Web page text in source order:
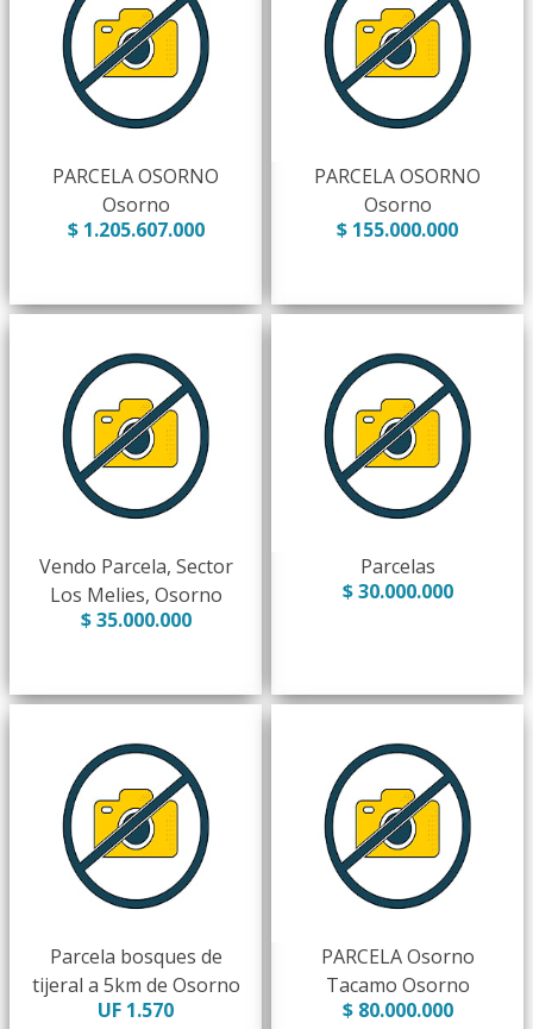
PARCELA OSORNO
Osorno
$ 1.205.607.000
PARCELA OSORNO
Osorno
$ 155.000.000
Vendo Parcela, Sector
Los Melies, Osorno
$ 35.000.000
Parcelas
$ 30.000.000
Parcela bosques de
tijeral a 5km de Osorno
UF 1.570
PARCELA Osorno
Tacamo Osorno
$ 80.000.000